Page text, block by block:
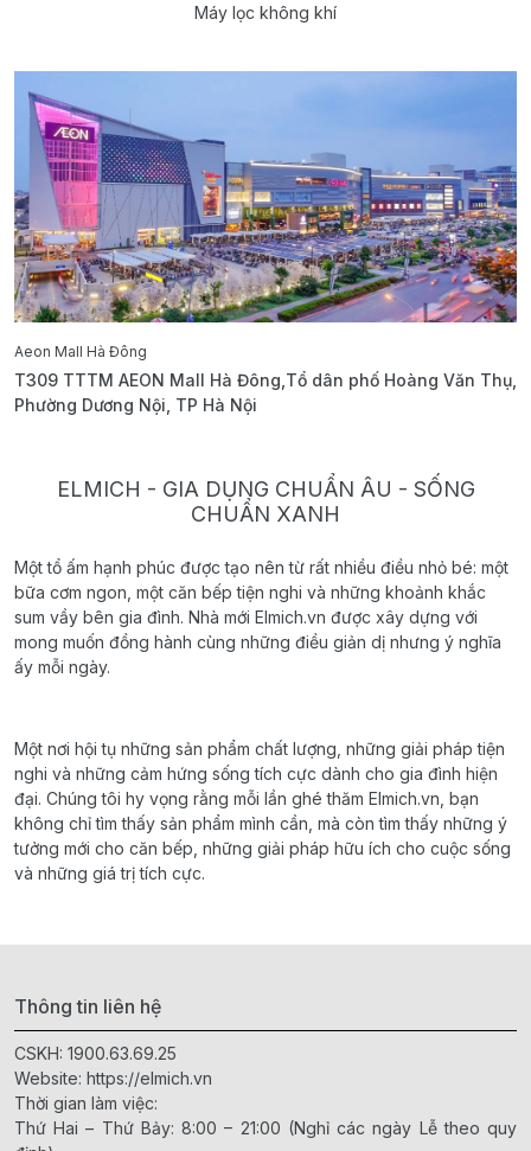
Máy lọc không khí
Aeon Mall Hà Đông
T309 TTTM AEON Mall Hà Đông,Tổ dân phố Hoàng Văn Thụ,
Phường Dương Nội, TP Hà Nội
ELMICH - GIA DỤNG CHUẨN ÂU - SỐNG
CHUẨN XANH
Một tổ ấm hạnh phúc được tạo nên từ rất nhiều điều nhỏ bé: một
bữa cơm ngon, một căn bếp tiện nghi và những khoảnh khắc
sum vầy bên gia đình. Nhà mới Elmich.vn được xây dựng với
mong muốn đồng hành cùng những điều giản dị nhưng ý nghĩa
ấy mỗi ngày.
Một nơi hội tụ những sản phẩm chất lượng, những giải pháp tiện
nghi và những cảm hứng sống tích cực dành cho gia đình hiện
đại. Chúng tôi hy vọng rằng mỗi lần ghé thăm Elmich.vn, bạn
không chỉ tìm thấy sản phẩm mình cần, mà còn tìm thấy những ý
tưởng mới cho căn bếp, những giải pháp hữu ích cho cuộc sống
và những giá trị tích cực.
Thông tin liên hệ
CSKH: 1900.63.69.25
Website: https://elmich.vn
Thời gian làm việc:
Thứ Hai – Thứ Bảy: 8:00 – 21:00 (Nghỉ các ngày Lễ theo quy